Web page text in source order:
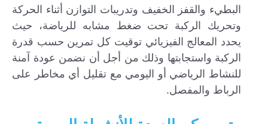
البطيء والقفز الخفيف وتدريبات التوازن أثناء الحركة
وتحريك الركبة تحت ضغط مشابه للرياضة، حيث
يحدد المعالج الفيزيائي توقيت كل تمرين حسب قدرة
الركبة واستجابتها وذلك من أجل أن نضمن عودة آمنة
للنشاط الرياضي أو اليومي مع تقليل أي مخاطر على
الرباط والمفصل.